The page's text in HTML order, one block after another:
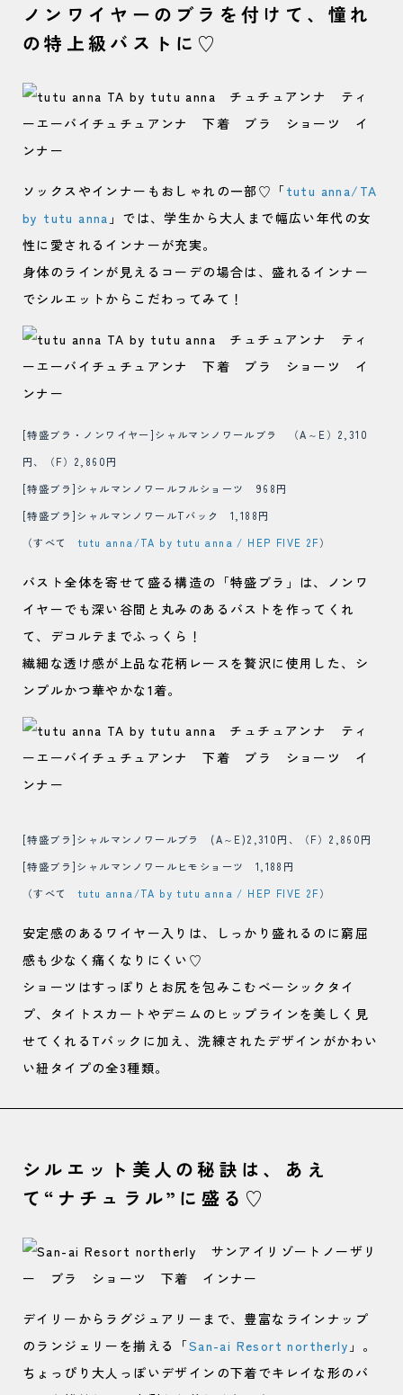
を叶える万能ブラ
ノンワイヤーのブラを付けて、憧れ
の特上級バストに♡
ソックスやインナーもおしゃれの一部♡「tutu anna/TA
by tutu anna 」では、学生から大人まで幅広い年代の女
性に愛されるインナーが充実。
身体のラインが見えるコーデの場合は、盛れるインナー
でシルエットからこだわってみて！
[特盛ブラ・ノンワイヤー]シャルマンノワールブラ （A～E）2,310
円、
（F）2,860円
[特盛ブラ]シャルマンノワールフルショーツ 968円
[特盛ブラ]シャルマンノワールTバック 1,188円
（すべて tutu anna/TA by tutu anna / HEP FIVE 2F）
バスト全体を寄せて盛る構造の「特盛ブラ」は、ノンワ
イヤーでも深い谷間と丸みのあるバストを作ってくれ
て、デコルテまでふっくら！
繊細な透け感が上品な花柄レースを贅沢に使用した、シ
ンプルかつ華やかな1着。
[特盛ブラ]シャルマンノワールブラ (A～E)2,310円、（F）2,860円
[特盛ブラ]シャルマンノワールヒモショーツ 1,188円
（すべて tutu anna/TA by tutu anna / HEP FIVE 2F）
安定感のあるワイヤー入りは、しっかり盛れるのに窮屈
感も少なく痛くなりにくい♡
ショーツはすっぽりとお尻を包みこむベーシックタイ
プ、タイトスカートやデニムのヒップラインを美しく見
せてくれるTバックに加え、洗練されたデザインがかわい
い紐タイプの全3種類。
シルエット美人の秘訣は、あえ
て“ナチュラル”に盛る♡
デイリーからラグジュアリーまで、豊富なラインナップ
のランジェリーを揃える「San-ai Resort northerly 」。
ちょっぴり大人っぽいデザインの下着でキレイな形のバ